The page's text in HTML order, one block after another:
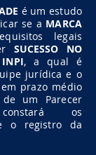
éum estudo
se a MARCA
legais
SUCESSO NO
, a qual é
jurídica e o
prazo médio
um Parecer
os
o registro da